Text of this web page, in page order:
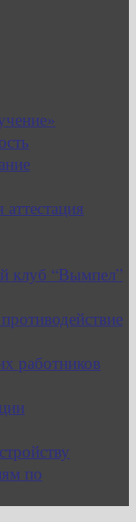
клуб “Вымпел”
работников
по